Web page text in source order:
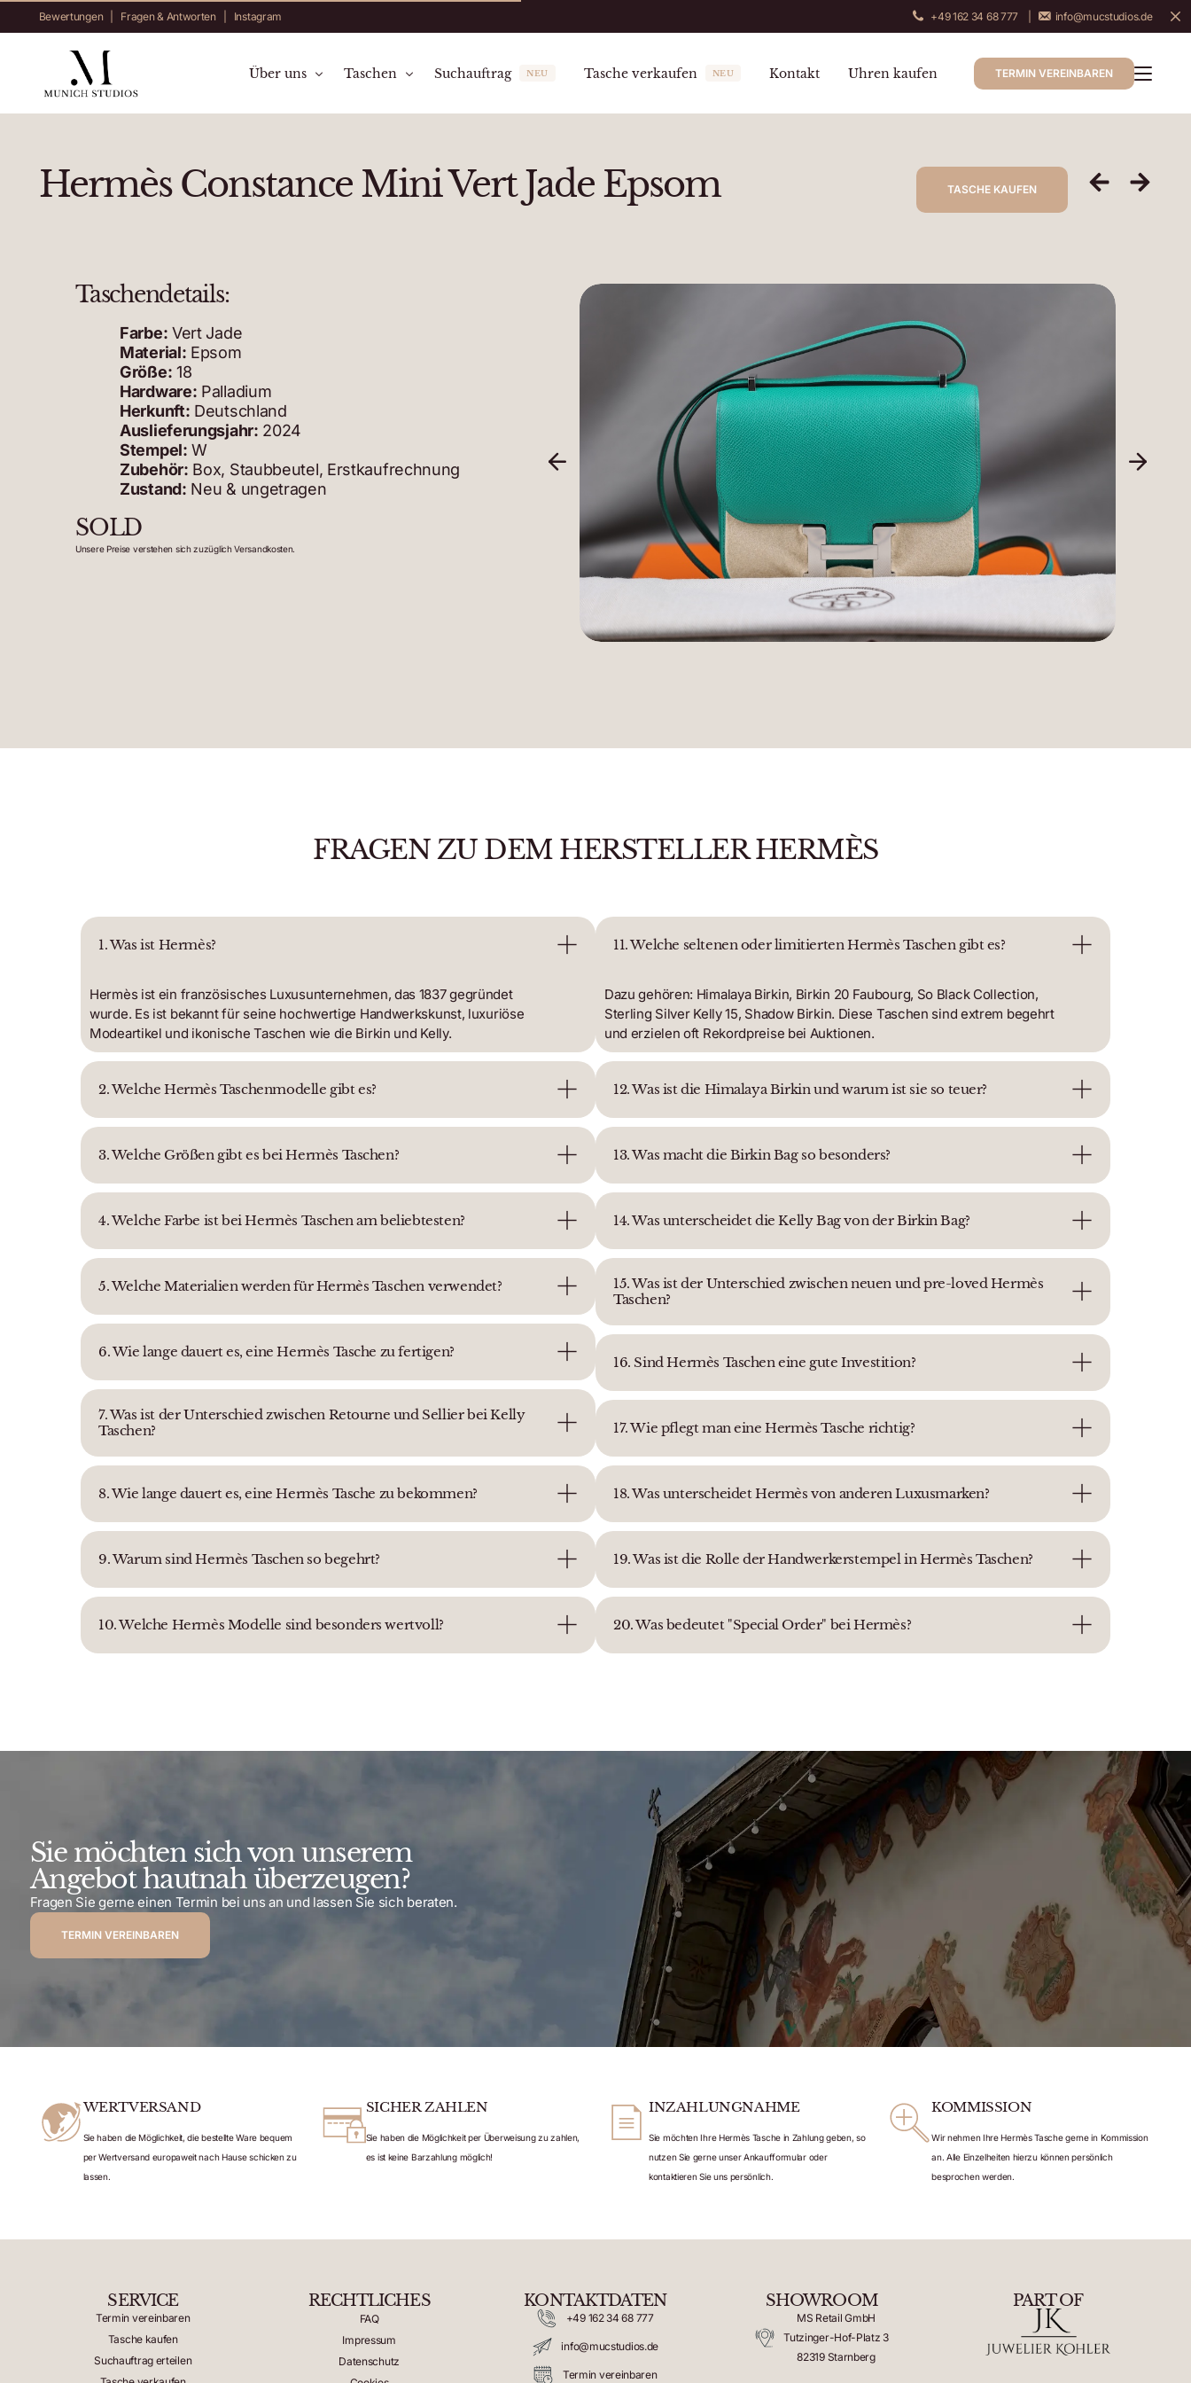
Bewertungen| Fragen & Antworten| Instagram +49 162 34 68 777 info@mucstudios.de
Über uns Taschen Suchauftrag NEU Tasche verkaufen NEU Kontakt Uhren kaufen TERMIN VEREINBAREN
Hermès Constance Mini Vert Jade Epsom TASCHE KAUFEN
Taschendetails:
Farbe: Vert Jade
Material: Epsom
Größe: 18
Hardware: Palladium
Herkunft: Deutschland
Auslieferungsjahr: 2024
Stempel: W
Zubehör: Box, Staubbeutel, Erstkaufrechnung
Zustand: Neu & ungetragen
SOLD
Unsere Preise verstehen sich zuzüglich Versandkosten.
FRAGEN ZU DEM HERSTELLER HERMÈS
1. Was ist Hermès?
Hermès ist ein französisches Luxusunternehmen, das 1837 gegründet
wurde. Es ist bekannt für seine hochwertige Handwerkskunst, luxuriöse
Modeartikel und ikonische Taschen wie die Birkin und Kelly.
2. Welche Hermès Taschenmodelle gibt es?
3. Welche Größen gibt es bei Hermès Taschen?
4. Welche Farbe ist bei Hermès Taschen am beliebtesten?
5. Welche Materialien werden für Hermès Taschen verwendet?
6. Wie lange dauert es, eine Hermès Tasche zu fertigen?
7. Was ist der Unterschied zwischen Retourne und Sellier bei Kelly
Taschen?
8. Wie lange dauert es, eine Hermès Tasche zu bekommen?
9. Warum sind Hermès Taschen so begehrt?
10. Welche Hermès Modelle sind besonders wertvoll?
11. Welche seltenen oder limitierten Hermès Taschen gibt es?
Dazu gehören: Himalaya Birkin, Birkin 20 Faubourg, So Black Collection,
Sterling Silver Kelly 15, Shadow Birkin. Diese Taschen sind extrem begehrt
und erzielen oft Rekordpreise bei Auktionen.
12. Was ist die Himalaya Birkin und warum ist sie so teuer?
13. Was macht die Birkin Bag so besonders?
14. Was unterscheidet die Kelly Bag von der Birkin Bag?
15. Was ist der Unterschied zwischen neuen und pre-loved Hermès
Taschen?
16. Sind Hermès Taschen eine gute Investition?
17. Wie pflegt man eine Hermès Tasche richtig?
18. Was unterscheidet Hermès von anderen Luxusmarken?
19. Was ist die Rolle der Handwerkerstempel in Hermès Taschen?
20. Was bedeutet "Special Order" bei Hermès?
Sie möchten sich von unserem
Angebot hautnah überzeugen?
Fragen Sie gerne einen Termin bei uns an und lassen Sie sich beraten.
TERMIN VEREINBAREN
WERTVERSAND
Sie haben die Möglichkeit, die bestellte Ware bequem
per Wertversand europaweit nach Hause schicken zu
lassen.
SICHER ZAHLEN
Sie haben die Möglichkeit per Überweisung zu zahlen,
es ist keine Barzahlung möglich!
INZAHLUNGNAHME
Sie möchten Ihre Hermès Tasche in Zahlung geben, so
nutzen Sie gerne unser Ankaufformular oder
kontaktieren Sie uns persönlich.
KOMMISSION
Wir nehmen Ihre Hermès Tasche gerne in Kommission
an. Alle Einzelheiten hierzu können persönlich
besprochen werden.
SERVICE
Termin vereinbaren
Tasche kaufen
Suchauftrag erteilen
RECHTLICHES
FAQ
Impressum
Datenschutz
KONTAKTDATEN
+49 162 34 68 777
info@mucstudios.de
Termin vereinbaren
SHOWROOM
MS Retail GmbH
Tutzinger-Hof-Platz 3
82319 Starnberg
PART OF